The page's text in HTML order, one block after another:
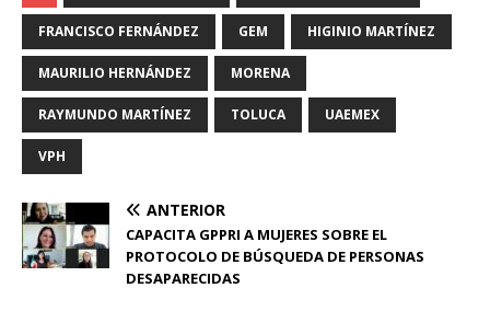
FRANCISCO FERNÁNDEZ GEM HIGINIO MARTÍNEZ
MAURILIO HERNÁNDEZ MORENA
RAYMUNDO MARTÍNEZ TOLUCA UAEMEX
VPH
ANTERIOR
CAPACITA GPPRI A MUJERES SOBRE EL
PROTOCOLO DE BÚSQUEDA DE PERSONAS
DESAPARECIDAS